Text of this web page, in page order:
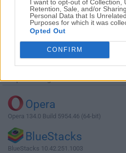
I want to opt-out of Collection,
Retention, Sale, and/or
Personal Data that Is
Purposes for which it was
Opted Out
CONFIRM
Descargar
¿Por qué se publica esta
información
Top Descargas
Opera
Opera 134.0 Build 5954.46 (64-bit)
BlueStacks
BlueStacks 10.42.251.1003